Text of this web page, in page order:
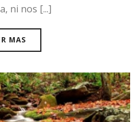
ni nos [...]
MAS